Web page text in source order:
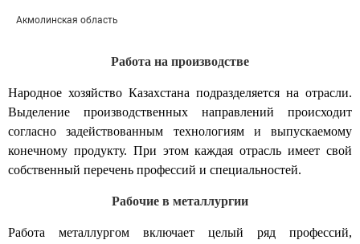
Акмолинская область
Работа на производстве
Народное хозяйство Казахстана подразделяется на отрасли.
Выделение производственных направлений происходит
согласно задействованным технологиям и выпускаемому
конечному продукту. При этом каждая отрасль имеет свой
собственный перечень профессий и специальностей.
Рабочие в металлургии
Работа металлургом включает целый ряд профессий,